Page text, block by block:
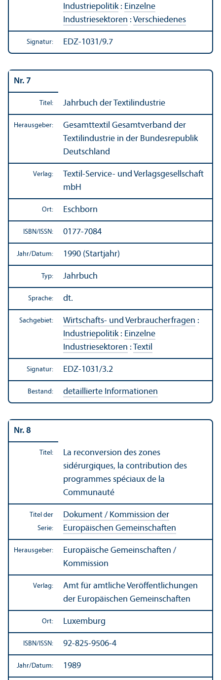
Industriepolitik: Einzelne
Industriesektoren : Verschiedenes
Signatur: EDZ-1031/9.7
Nr. 7
Titel: Jahrbuch der Textilindustrie
Herausgeber:
Gesamttextil Gesamtverband der
Textilindustrie in der Bundes­republik
Deutschland
Verlag:
Textil-Service- und Verlags­gesellschaft
mbH
Ort: Eschborn
ISBN/ ISSN: 0177-7084
Jahr/Datum: 1990 (Startjahr)
Typ: Jahrbuch
Sprache: dt.
Sachgebiet: Wirtschafts- und Verbraucherfragen :
Industriepolitik: Einzelne
Industriesektoren : Textil
Signatur: EDZ-1031/3.2
Bestand: detaillierte Informationen
Nr. 8
Titel:
La reconversion des zones
sidérurgiques, la contribution des
programmes spéciaux de la
Communauté
Titel der
Serie:
Dokument / Kommission der
Europäischen Gemeinschaften
Herausgeber:
Europäische Gemeinschaften /
Kommission
Verlag:
Amt für amtliche Veröffentlichungen
der Europäischen Gemeinschaften
Ort: Luxemburg
ISBN/ ISSN: 92-825-9506-4
Jahr/Datum: 1989